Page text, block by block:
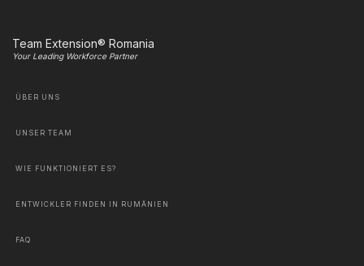
Team Extension® Romania
Your Leading Workforce Partner
ÜBER UNS
UNSER TEAM
WIE FUNKTIONIERT ES?
ENTWICKLER FINDEN IN RUMÄNIEN
FAQ